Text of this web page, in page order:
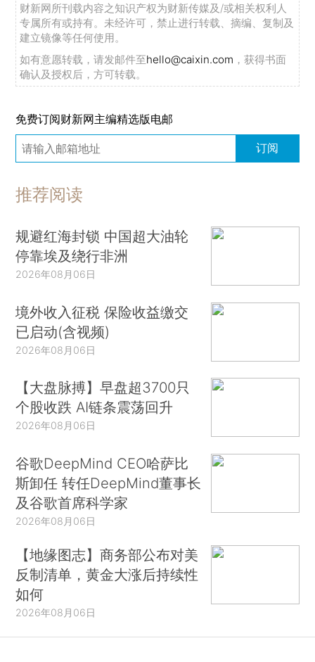
财新网所刊载内容之知识产权为财新传媒及/或相关权利人
专属所有或持有。未经许可，禁止进行转载、摘编、复制及
建立镜像等任何使用。
如有意愿转载，请发邮件至hello@caixin.com ，获得书面
确认及授权后，方可转载。
免费订阅财新网主编精选版电邮
订阅
推荐阅读
规避红海封锁 中国超大油轮
停靠埃及绕行非洲
2026年08月06日
境外收入征税 保险收益缴交
已启动(含视频)
2026年08月06日
【大盘脉搏】早盘超3700只
个股收跌 AI链条震荡回升
2026年08月06日
谷歌DeepMind CEO哈萨比
斯卸任 转任DeepMind董事长
及谷歌首席科学家
2026年08月06日
【地缘图志】商务部公布对美
反制清单，黄金大涨后持续性
如何
2026年08月06日